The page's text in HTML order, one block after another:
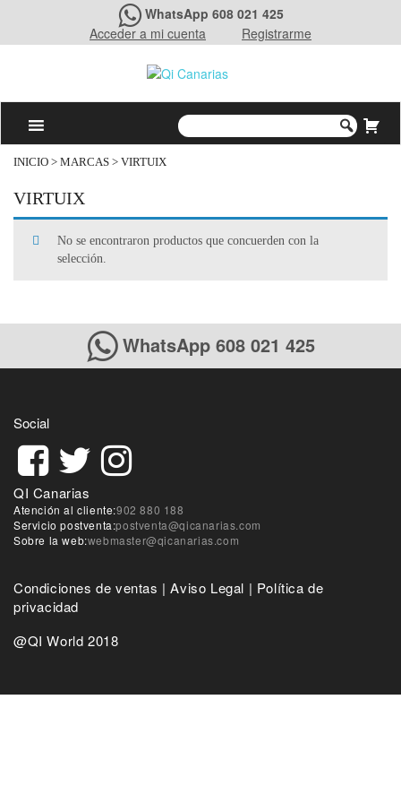
WhatsApp 608 021 425
Acceder a mi cuenta
Registrarme
INICIO > MARCAS > VIRTUIX
VIRTUIX
No se encontraron productos que concuerden con la
selección.
WhatsApp 608 021 425
Social
QI Canarias
Atención al cliente:902 880 188
Servicio postventa:postventa@qicanarias.com
Sobre la web:webmaster@qicanarias.com
Condiciones de ventas |Aviso Legal | Política de
privacidad
@QI World 2018